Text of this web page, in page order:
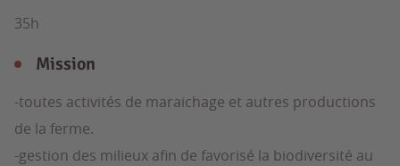
35h
Mission
-toutes activités de maraichage et autres productions
de la ferme.
-gestion des milieux afin de favorisé la biodiversité au